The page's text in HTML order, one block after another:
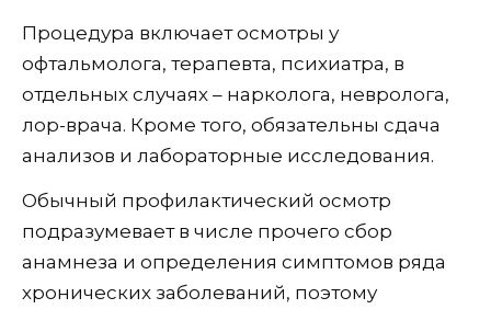
Процедура включает осмотры у
офтальмолога, терапевта, психиатра, в
отдельных случаях – нарколога, невролога,
лор-врача. Кроме того, обязательны сдача
анализов и лабораторные исследования.
Обычный профилактический осмотр
подразумевает в числе прочего сбор
анамнеза и определения симптомов ряда
хронических заболеваний, поэтому